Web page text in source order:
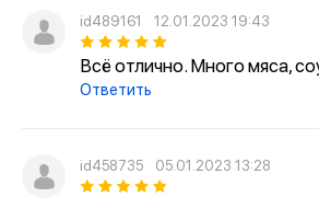
id489161 12.01.2023 19:43
Всё отлично. Много мяса,
Ответить
id458735 05.01.2023 13:28